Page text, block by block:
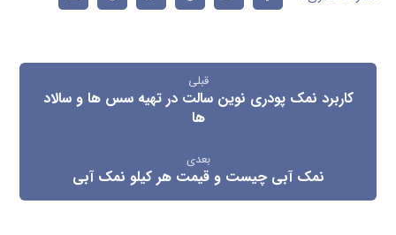
قبلی
کاربرد نمک پودری نوین سالت در تهیه سس ها و سالاد
ها
بعدی
نمک آبی چیست و قیمت هر کیلو نمک آبی